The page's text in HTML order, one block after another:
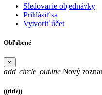
Sledovanie objednávky
Prihlásiť sa
Vytvoriť účet
Obľúbené
×
add_circle_outline Nový
((title))